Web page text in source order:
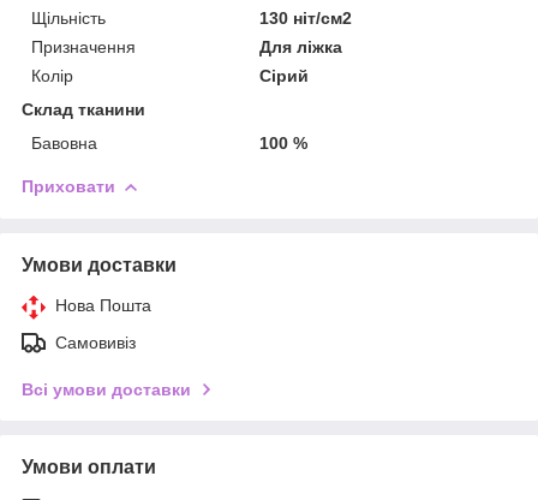
Щільність
130 ніт/см2
Призначення
Для ліжка
Колір
Сірий
Склад тканини
Бавовна
100 %
Приховати
Умови доставки
Нова Пошта
Самовивіз
Всі умови доставки
Умови оплати